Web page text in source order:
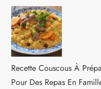
Recette Couscous À
Pour Des Repas En